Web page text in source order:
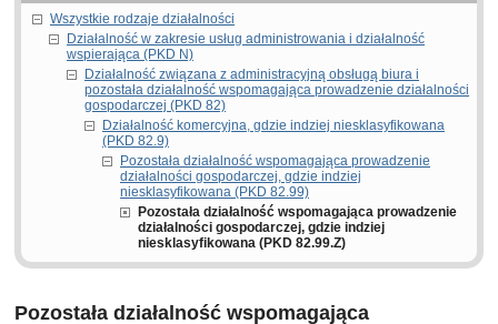
Wszystkie rodzaje działalności
Działalność w zakresie usług administrowania i działalność
wspierająca (PKD N)
Działalność związana z administracyjną obsługą biura i
pozostała działalność wspomagająca prowadzenie działalności
gospodarczej (PKD 82)
Działalność komercyjna, gdzie indziej niesklasyfikowana
(PKD 82.9)
Pozostała działalność wspomagająca prowadzenie
działalności gospodarczej, gdzie indziej
niesklasyfikowana (PKD 82.99)
Pozostała działalność wspomagająca prowadzenie
działalności gospodarczej, gdzie indziej
niesklasyfikowana (PKD 82.99.Z)
Pozostała działalność wspomagająca